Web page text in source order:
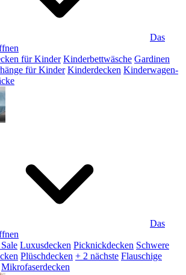
Das
für Kinder Kinderbettwäsche Gardinen
für Kinder Kinderdecken Kinderwagen-
Das
Luxusdecken Picknickdecken Schwere
Plüschdecken + 2 nächste Flauschige
Mikrofaserdecken